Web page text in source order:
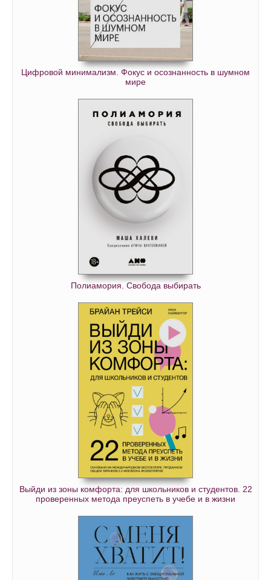
Цифровой минимализм. Фокус и осознанность в шумном
мире
Полиамория. Свобода выбирать
Выйди из зоны комфорта: для школьников и студентов. 22
проверенных метода преуспеть в учебе и в жизни